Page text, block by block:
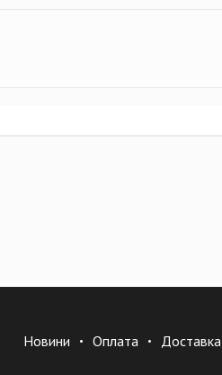
Новини Оплата Доставка